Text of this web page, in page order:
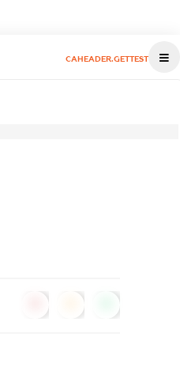
CAHEADER.GETTEST